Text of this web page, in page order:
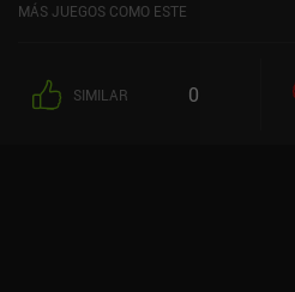
MÁS JUEGOS COMO ESTE
SIMILAR 0